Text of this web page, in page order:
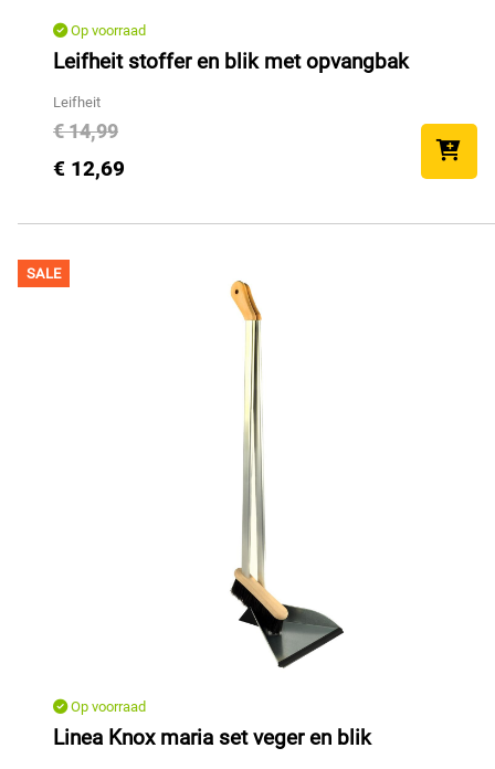
Op voorraad
Leifheit stoffer en blik met opvangbak
Leifheit
€ 14,99
€ 12,69
SALE
Op voorraad
Linea Knox maria set veger en blik